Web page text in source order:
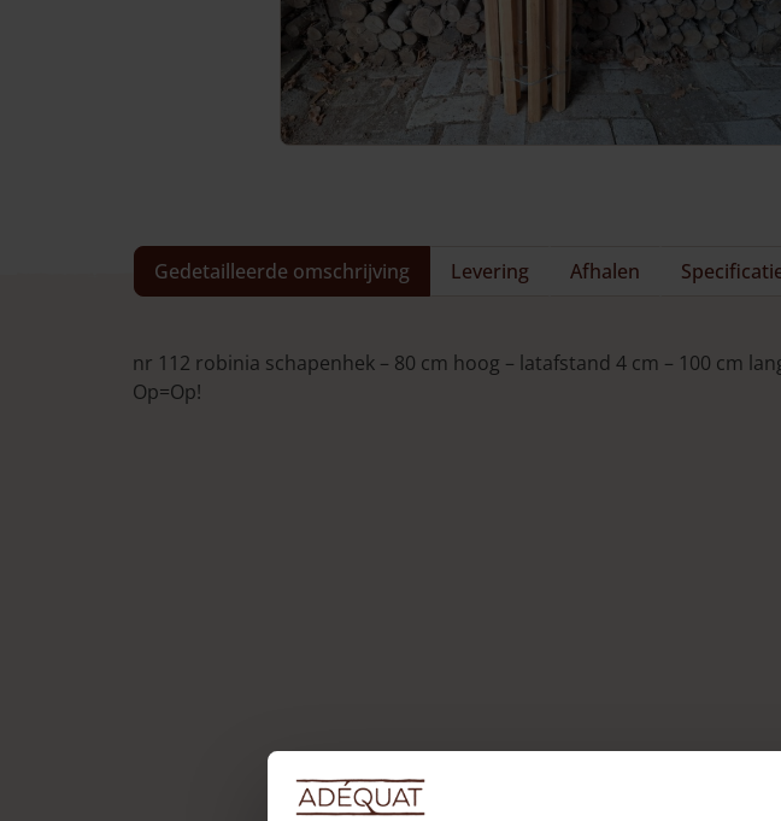
Service & Contact
Gedetailleerde omschrijving Levering Afhalen
nr 112 robinia schapenhek – 80 cm hoog – latafstand 4 cm – 100 cm
Op=Op!